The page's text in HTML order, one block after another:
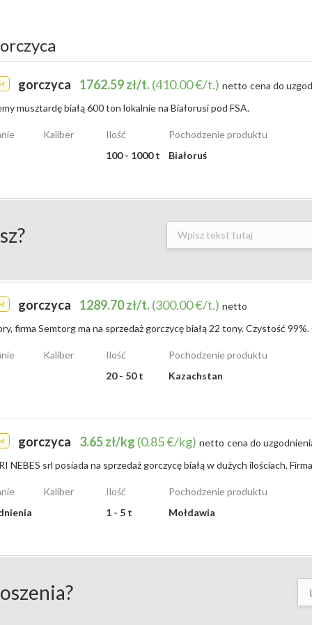
W transakcjach hurtowych oraz ogłoszeniach rolniczych najczęściej
), jednak na giełdach występują także oferty po
gorczyca biała dla konsumentów kosztuje od
jak i większych gospodarstw. Zachęcam do skorzystania z
na teren województwa mazowieckiego”,
ilość do ustalenia”,
odbiór osobisty lub transport”.
dużych ilościach. Zależy mi na surowcu z aktualnego zbioru 2026 o
workach. Proszę o przesyłanie ofert wraz z informacjami o
gorczyca 1762.59 zł/t.(410.00 €/t.) netto cena do
musztardę białą 600 ton lokalnie na Białorusi pod FSA.
Kaliber
Ilość
100 - 1000 t
Pochodzenie produktu
Białoruś
gorczyca 1289.70 zł/t.(300.00 €/t.) netto
Kaliber
Ilość
20 - 50 t
Pochodzenie produktu
Kazachstan
gorczyca 3.65 zł/kg (0.85 €/kg) netto cena do
Kaliber
Ilość
1 - 5 t
Pochodzenie produktu
Mołdawia